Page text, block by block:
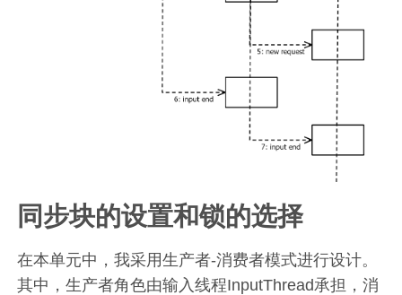
同步块的设置和锁的选择
在本单元中，我采用生产者-消费者模式进行设计。
其中，生产者角色由输入线程InputThread承担，消